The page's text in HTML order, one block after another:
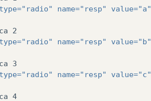
type="radio" name="resp" value="a"
type="radio" name="resp" value="b"
type="radio" name="resp" value="c"